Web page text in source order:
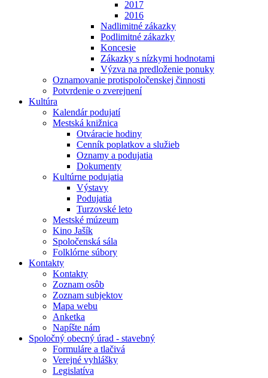
2017
2016
Nadlimitné zákazky
Podlimitné zákazky
Koncesie
Zákazky s nízkymi hodnotami
Výzva na predloženie ponuky
Oznamovanie protispoločenskej činnosti
Potvrdenie o zverejnení
Kultúra
Kalendár podujatí
Mestská knižnica
Otváracie hodiny
Cenník poplatkov a služieb
Oznamy a podujatia
Dokumenty
Kultúrne podujatia
Výstavy
Podujatia
Turzovské leto
Mestské múzeum
Kino Jašík
Spoločenská sála
Folklórne súbory
Kontakty
Kontakty
Zoznam osôb
Zoznam subjektov
Mapa webu
Anketka
Napíšte nám
Spoločný obecný úrad - stavebný
Formuláre a tlačivá
Verejné vyhlášky
Legislatíva